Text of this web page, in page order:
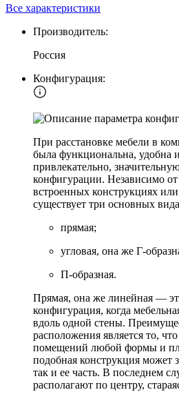
Все характеристики
Производитель:
Россия
Конфигурация:
При расстановке мебели в
была функциональна, удобна
привлекательно,
конфигурации. Независимо от
встроенных конструкциях
существует три основных
прямая;
угловая, она же Г-
П-образная.
Прямая, она же линейная —
конфигурация, когда
вдоль одной стены.
расположения является то,
помещений любой формы и
подобная конструкция может
так и ее часть. В последнем
располагают по центру,